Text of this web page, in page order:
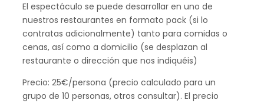
El espectáculo se puede desarrollar en uno de
nuestros restaurantes en formato pack (si lo
contratas adicionalmente) tanto para comidas o
cenas, así como a domicilio (se desplazan al
restaurante o dirección que nos indiquéis)
Precio: 25€/persona (precio calculado para un
grupo de 10 personas, otros consultar). El precio